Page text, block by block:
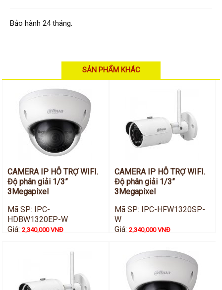
Tin tức
Liên hệ
Bảo hành 24 tháng.
SẢN PHẨM KHÁC
CAMERA IP HỖ TRỢ WIFI.
Độ phân giải 1/3”
3Megapixel
Mã SP: IPC-
HDBW1320EP-W
Giá:2,340,000 VNĐ
CAMERA IP HỖ TRỢ WIFI.
Độ phân giải 1/3”
3Megapixel
Mã SP: IPC-HFW1320SP-
W
Giá: 2,340,000 VNĐ